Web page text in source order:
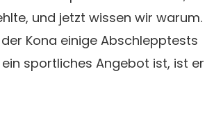
und jetzt wissen wir warum.
Kona einige Abschlepptests
sportliches Angebot ist, ist er